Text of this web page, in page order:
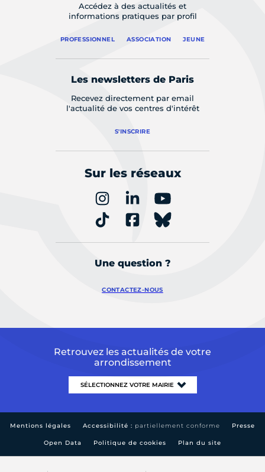
Accédez à des actualités et
informations pratiques par profil
PROFESSIONNEL ASSOCIATION JEUNE
Les newsletters de Paris
Recevez directement par email
l'actualité de vos centres d'intérêt
S'INSCRIRE
Sur les réseaux
Une question ?
CONTACTEZ-NOUS
Retrouvez les actualités de votre
arrondissement
Mentions légales Accessibilité : partiellement conforme Presse
Open Data Politique de cookies Plan du site